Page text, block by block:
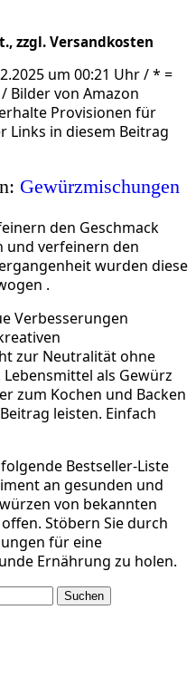
zzgl. Versandkosten
um 00:21 Uhr /* =
Bilder von Amazon
Provisionen für
Links in diesem Beitrag
Gewürzmischungen
den Geschmack
und verfeinern den
wurden diese
.
Verbesserungen
zur Neutralität ohne
als Gewürz
zum Kochen und Backen
leisten. Einfach
Bestseller-Liste
an gesunden und
von bekannten
Stöbern Sie durch
für eine
Ernährung zu holen.
Suchen